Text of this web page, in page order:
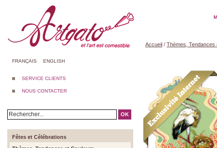
FRANÇAIS ENGLISH
SERVICE CLIENTS
NOUS CONTACTER
OK
Fêtes et Célébrations
Accueil / Thèmes, Tendances